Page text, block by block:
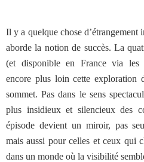
Il y a quelque chose d’étrangement
aborde la notion de succès. La
(et disponible en France via les
encore plus loin cette exploration
sommet. Pas dans le sens
plus insidieux et silencieux des
épisode devient un miroir, pas
mais aussi pour celles et ceux qui
dans un monde où la visibilité